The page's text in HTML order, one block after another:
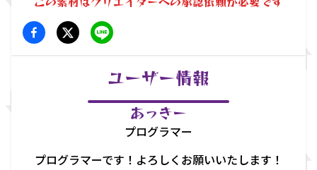
ユーザー情報
あっきー
プログラマー
プログラマーです！よろしくお願いいたします！